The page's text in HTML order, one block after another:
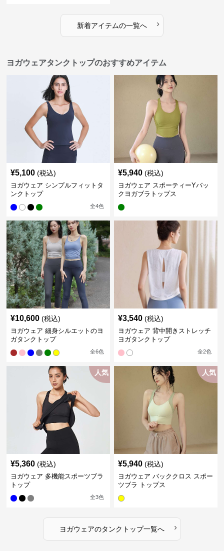
新着アイテムの一覧へ ›
ヨガウェアタンクトップのおすすめアイテム
¥5,100 (税込)
ヨガウェア シンプルフィットタ
ンクトップ
全4色
¥5,940 (税込)
ヨガウェア スポーティーYバッ
クヨガブラトップス
¥10,600 (税込)
ヨガウェア 細身シルエットのヨ
ガタンクトップ
全6色
¥3,540 (税込)
ヨガウェア 背中開きストレッチ
ヨガタンクトップ
全2色
人気
¥5,360 (税込)
ヨガウェア 多機能スポーツブラ
トップ
全3色
人気
¥5,940 (税込)
ヨガウェア バッククロス スポー
ツブラ トップス
ヨガウェアのタンクトップ一覧へ ›